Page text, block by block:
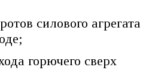
силового агрегата
горючего сверх